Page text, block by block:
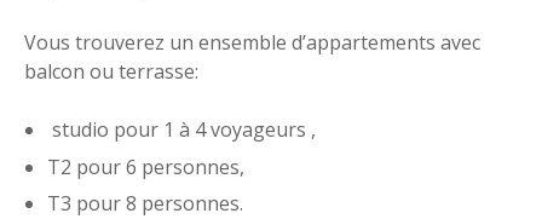
Vous trouverez un ensemble d’appartements avec
balcon ou terrasse:
studio pour 1 à 4 voyageurs ,
T2 pour 6 personnes,
T3 pour 8 personnes.